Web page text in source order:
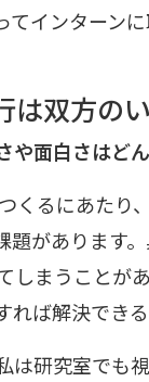
インターン
は双方の
や面白さはど
くるにあたり
題があります
しまうことが
ば解決でき
は研究室でも